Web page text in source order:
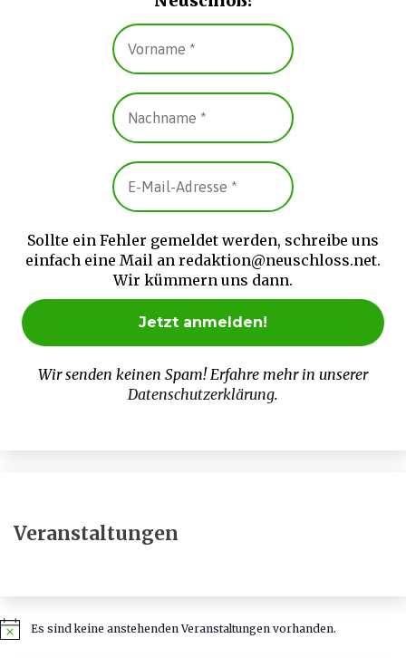
Sollte ein Fehler gemeldet werden, schreibe uns
einfach eine Mail an redaktion@neuschloss.net.
Wir kümmern uns dann.
Wir senden keinen Spam! Erfahre mehr in unserer
Datenschutzerklärung.
Veranstaltungen
HinweisEs sind keine anstehenden Veranstaltungen vorhanden.